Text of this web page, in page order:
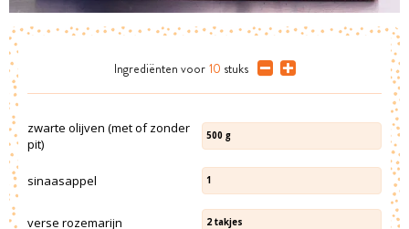
Ingrediënten voor 10 stuks
zwarte olijven (met of zonder
pit)
500 g
sinaasappel 1
verse rozemarijn 2 takjes